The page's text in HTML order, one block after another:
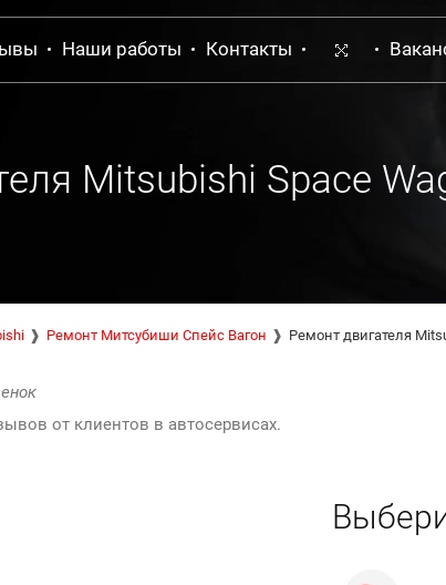
Наши работы Контакты
Mitsubishi Space
Ремонт Митсубиши Спейс Вагон Ремонт двигателя
от клиентов в автосервисах.